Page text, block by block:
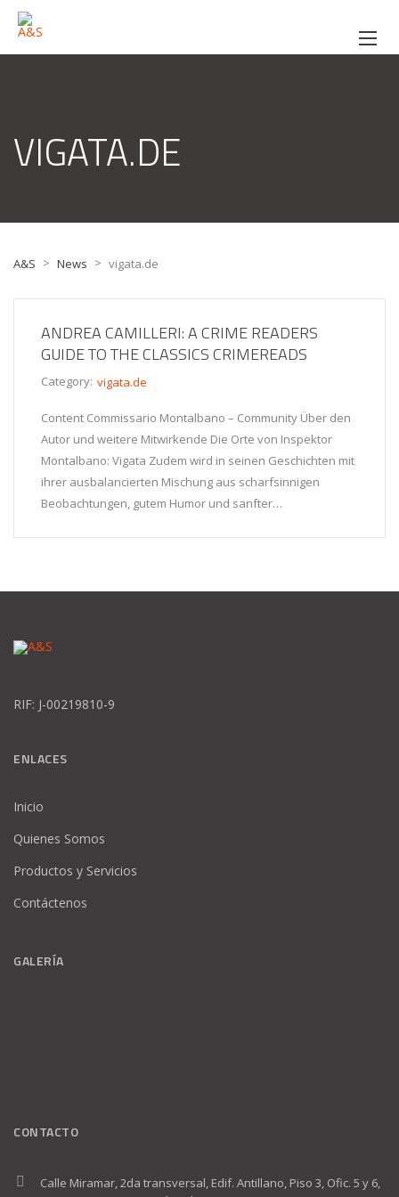
VIGATA.DE
A&S > News > vigata.de
ANDREA CAMILLERI: A CRIME READERS
GUIDE TO THE CLASSICS CRIMEREADS
Category: vigata.de
Content Commissario Montalbano – Community Über den
Autor und weitere Mitwirkende Die Orte von Inspektor
Montalbano: Vigata Zudem wird in seinen Geschichten mit
ihrer ausbalancierten Mischung aus scharfsinnigen
Beobachtungen, gutem Humor und sanfter…
RIF: J-00219810-9
ENLACES
Inicio
Quienes Somos
Productos y Servicios
Contáctenos
GALERÍA
CONTACTO
Calle Miramar, 2da transversal, Edif. Antillano, Piso 3, Ofic. 5 y 6,